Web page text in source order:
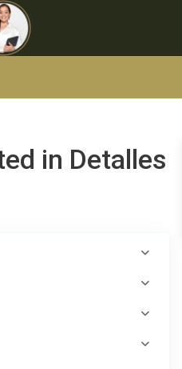
in Detalles